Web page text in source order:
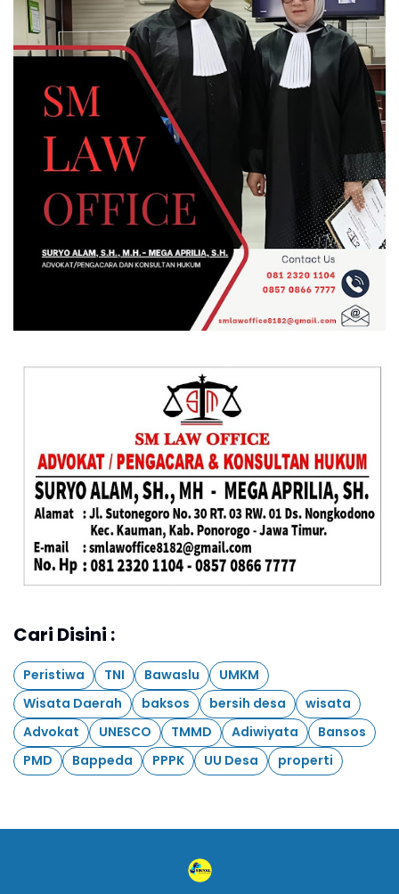
Cari Disini :
Peristiwa TNI Bawaslu
UMKM
Wisata Daerah
baksos bersih desa
wisata
Advokat
UNESCO TMMD Adiwiyata
Bansos
PMD
Bappeda PPPK UU Desa properti